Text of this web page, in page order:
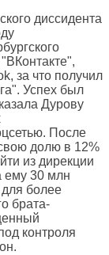
диссидента
за что получил
Успех был
Дурову
После
долю в 12%
из дирекции
ему 30 млн
более
брата-
контроля